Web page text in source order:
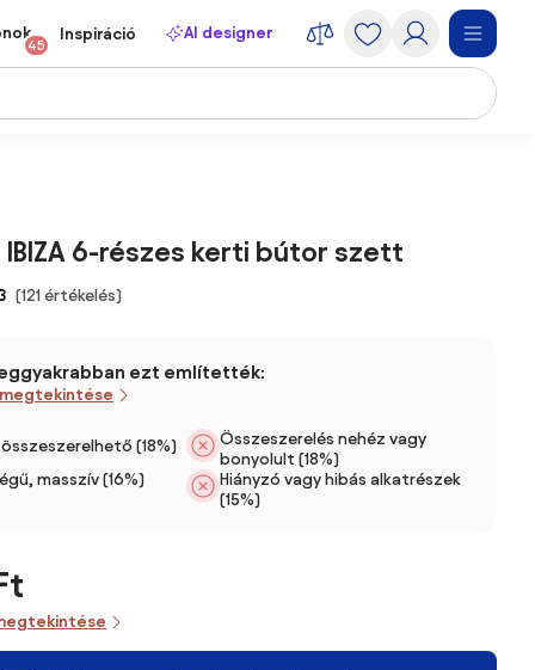
45
Inspiráció AI designer
6-részes kerti bútor szett
(121 értékelés)
ezt említették:
összeszerelhető (18%)
masszív (16%)
Összeszerelés nehéz vagy
bonyolult (18%)
Hiányzó vagy hibás alkatrészek
(15%)